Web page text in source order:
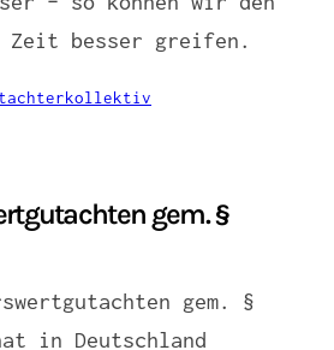
Zeit besser greifen.
gem. §
gem. §
in Deutschland